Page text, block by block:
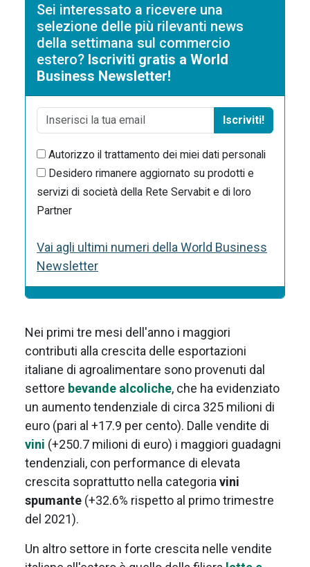
Sei interessato a ricevere una
selezione delle più rilevanti news
della settimana sul commercio
estero? Iscriviti gratis a World
Business Newsletter!
Iscriviti!
Autorizzo il trattamento dei miei dati personali
Desidero rimanere aggiornato su prodotti e
servizi di società della Rete Servabit e di loro
Partner
Vai agli ultimi numeri della World Business
Newsletter
Nei primi tre mesi dell'anno i maggiori
contributi alla crescita delle esportazioni
italiane di agroalimentare sono provenuti dal
settore bevande alcoliche, che ha evidenziato
un aumento tendenziale di circa 325 milioni di
euro (pari al +17.9 per cento). Dalle vendite di
vini (+250.7 milioni di euro) i maggiori guadagni
tendenziali, con performance di elevata
crescita soprattutto nella categoria vini
spumante (+32.6% rispetto al primo trimestre
del 2021).
Un altro settore in forte crescita nelle vendite